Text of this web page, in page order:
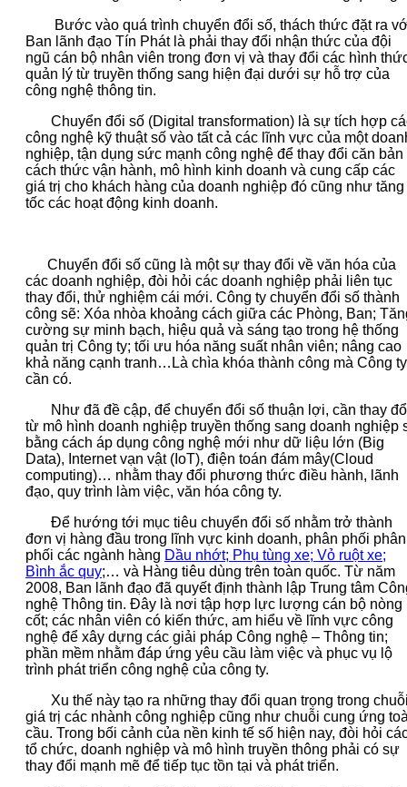
Bước vào quá trình chuyển đổi số, thách thức đặt ra
Ban lãnh đạo Tín Phát là phải thay đổi nhận thức của đội
ngũ cán bộ nhân viên trong đơn vị và thay đổi các hình
quản lý từ truyền thống sang hiện đại dưới sự hỗ trợ của
công nghệ thông tin.
Chuyển đổi số (Digital transformation) là sự tích hợp
công nghệ kỹ thuật số vào tất cả các lĩnh vực của một
nghiệp, tận dụng sức mạnh công nghệ để thay đổi căn bản
cách thức vận hành, mô hình kinh doanh và cung cấp các
giá trị cho khách hàng của doanh nghiệp đó cũng như tăng
tốc các hoạt động kinh doanh.
Chuyển đổi số cũng là một sự thay đổi về văn hóa của
các doanh nghiệp, đòi hỏi các doanh nghiệp phải liên tục
thay đổi, thử nghiệm cái mới. Công ty chuyển đổi số thành
công sẽ: Xóa nhòa khoảng cách giữa các Phòng, Ban;
cường sự minh bạch, hiệu quả và sáng tạo trong hệ thống
quản trị Công ty; tối ưu hóa năng suất nhân viên; nâng cao
khả năng cạnh tranh…Là chìa khóa thành công mà Công ty
cần có.
Như đã đề cập, để chuyển đổi số thuận lợi, cần thay
từ mô hình doanh nghiệp truyền thống sang doanh nghiệp
bằng cách áp dụng công nghệ mới như dữ liệu lớn (Big
Data), Internet vạn vật (IoT), điện toán đám mây(Cloud
computing)… nhằm thay đổi phương thức điều hành, lãnh
đạo, quy trình làm việc, văn hóa công ty.
Để hướng tới mục tiêu chuyển đổi số nhằm trở thành
đơn vị hàng đầu trong lĩnh vực kinh doanh, phân phối phân
phối các ngành hàng Dầu nhớt; Phụ tùng xe; Vỏ ruột xe;
Bình ắc quy;… và Hàng tiêu dùng trên toàn quốc. Từ năm
2008, Ban lãnh đạo đã quyết định thành lập Trung tâm
nghệ Thông tin. Đây là nơi tập hợp lực lượng cán bộ nòng
cốt; các nhân viên có kiến thức, am hiểu về lĩnh vực công
nghệ để xây dựng các giải pháp Công nghệ – Thông tin;
phần mềm nhằm đáp ứng yêu cầu làm việc và phục vụ lộ
trình phát triển công nghệ của công ty.
Xu thế này tạo ra những thay đổi quan trọng trong
giá trị các nhành công nghiệp cũng như chuỗi cung ứng
cầu. Trong bối cảnh của nền kinh tế số hiện nay, đòi hỏi
tổ chức, doanh nghiệp và mô hình truyền thông phải có sự
thay đổi mạnh mẽ để tiếp tục tồn tại và phát triển.